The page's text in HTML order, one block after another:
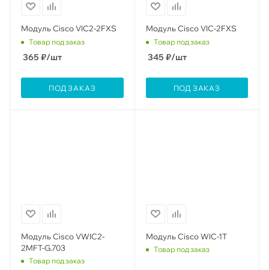
Модуль Cisco VIC2-2FXS
Товар под заказ
365 ₽/шт
ПОД ЗАКАЗ
Модуль Cisco VIC-2FXS
Товар под заказ
345 ₽/шт
ПОД ЗАКАЗ
Модуль Cisco VWIC2-
2MFT-G.703
Товар под заказ
Модуль Cisco WIC-1T
Товар под заказ